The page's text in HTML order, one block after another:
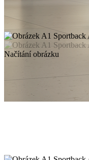
Načítání obrázku